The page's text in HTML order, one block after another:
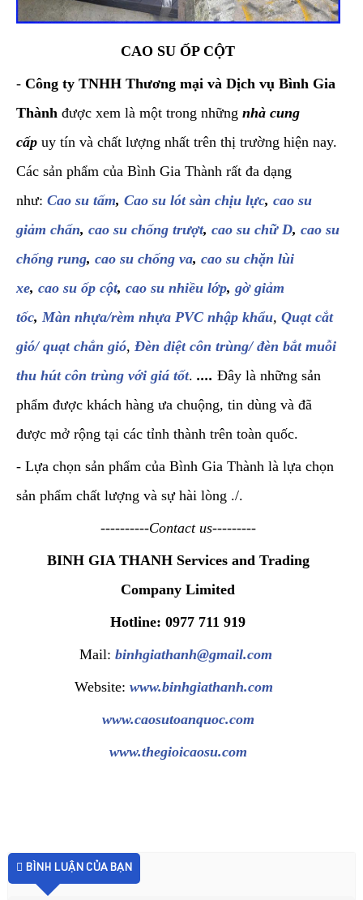
CAO SU ỐP CỘT
- Công ty TNHH Thương mại và Dịch vụ Bình Gia
Thành được xem là một trong những nhà cung
cấp uy tín và chất lượng nhất trên thị trường hiện nay.
Các sản phẩm của Bình Gia Thành rất đa dạng
như: Cao su tấm, Cao su lót sàn chịu lực, cao su
giảm chấn, cao su chống trượt, cao su chữ D, cao su
chống rung, cao su chống va, cao su chặn lùi
xe, cao su ốp cột, cao su nhiều lớp, gờ giảm
tốc, Màn nhựa/rèm nhựa PVC nhập khẩu, Quạt cắt
gió/ quạt chắn gió, Đèn diệt côn trùng/ đèn bắt muỗi
thu hút côn trùng với giá tốt. .... Đây là những sản
phẩm được khách hàng ưa chuộng, tin dùng và đã
được mở rộng tại các tỉnh thành trên toàn quốc.
- Lựa chọn sản phẩm của Bình Gia Thành là lựa chọn
sản phẩm chất lượng và sự hài lòng ./.
----------Contact us---------
BINH GIA THANH Services and Trading
Company Limited
Hotline: 0977 711 919
Mail:binhgiathanh@gmail.com
Website:www.binhgiathanh.com
www.caosutoanquoc.com
www.thegioicaosu.com
BÌNH LUẬN CỦA BẠN